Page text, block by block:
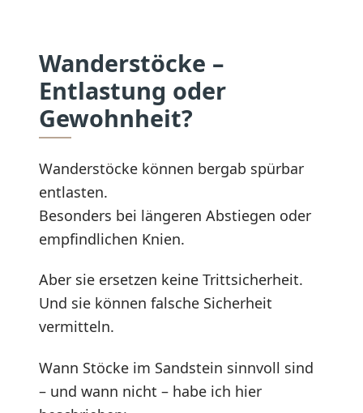
Wanderstöcke –
Entlastung oder
Gewohnheit?
Wanderstöcke können bergab spürbar
entlasten.
Besonders bei längeren Abstiegen oder
empfindlichen Knien.
Aber sie ersetzen keine Trittsicherheit.
Und sie können falsche Sicherheit
vermitteln.
Wann Stöcke im Sandstein sinnvoll sind
– und wann nicht – habe ich hier